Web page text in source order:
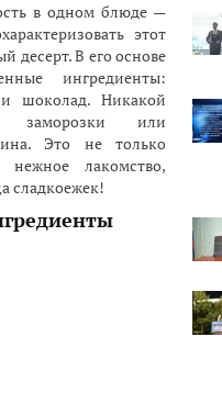
в одном блюде —
этот
десерт. В его основе
ингредиенты:
шоколад. Никакой
заморозки или
Это не только
лакомство,
сладкоежек!